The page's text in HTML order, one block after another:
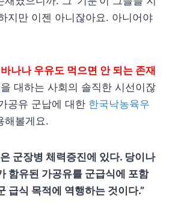
지만 이젠 아니잖아요. 아니어야
나나 우유도 먹으면 안 되는 존재
대하는 사회의 솔직한 시선이잖
공유 군납에 대한 한국낙농육우
해볼게요.
군장병 체력증진에 있다. 당이나
함유된 가공유를 군급식에 포함
급식 목적에 역행하는 것이다.”